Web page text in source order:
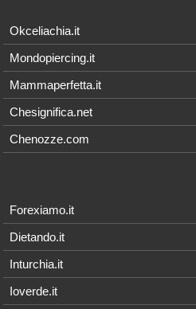
Okceliachia.it
Mondopiercing.it
Mammaperfetta.it
Chesignifica.net
Chenozze.com
Forexiamo.it
Dietando.it
Inturchia.it
Ioverde.it